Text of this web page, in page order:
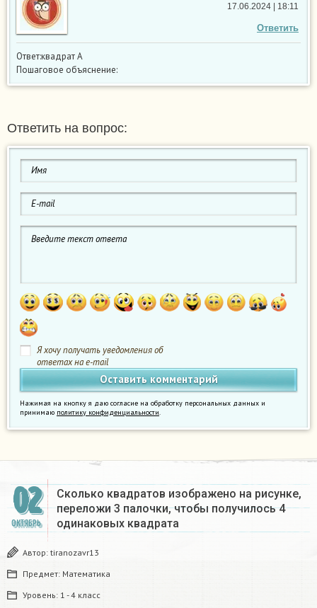
Ответить
17.06.2024 | 18:11
Ответ:квадрат А
Пошаговое объяснение:
Ответить на вопрос:
Я хочу получать уведомления об
ответах на e-mail
Нажимая на кнопку я даю согласие на обработку персональных данных и
принимаю политику конфиденциальности.
02
ОКТЯБРЬ
Сколько квадратов изображено на рисунке,
переложи 3 палочки, чтобы получилось 4
одинаковых квадрата
Автор: tiranozavr13
Предмет: Математика
Уровень: 1 - 4 класс